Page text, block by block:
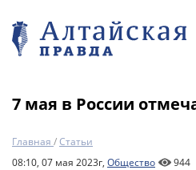
7 мая в России
Главная /Статьи
08:10, 07 мая 2023г, Общество 944